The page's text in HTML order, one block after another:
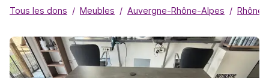
Tous les dons Meubles Auvergne-Rhône-Alpes Rhône